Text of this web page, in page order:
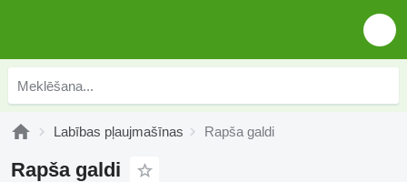
Labības pļaujmašīnas Rapša galdi
Rapša galdi